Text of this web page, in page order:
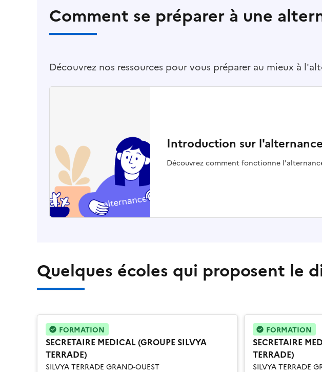
Comment se préparer à une
Découvrez nos ressources pour vous préparer au mieux à
Introduction sur l'alternance
Découvrez comment fonctionne
Quelques écoles qui proposent le
FORMATION
SECRETAIRE MEDICAL (GROUPE SILVYA
TERRADE)
SILVYA TERRADE GRAND-OUEST
FORMATION
SECRETAIRE
TERRADE)
SILVYA TERRADE